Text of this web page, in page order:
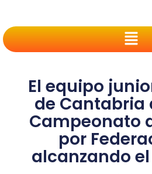
El equipo
de Cantabria
Campeonato
por
alcanzando el